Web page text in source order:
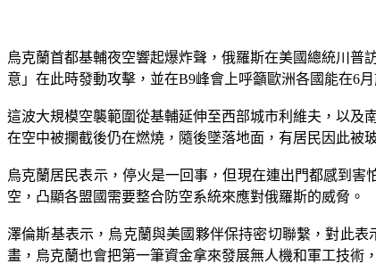
烏克蘭首都基輔夜空響起爆炸聲，俄羅斯在美國總統川普
意」在此時發動攻擊，並在B9峰會上呼籲歐洲各國能在6
這波大規模空襲範圍從基輔延伸至西部城市利維夫，以及
在空中被攔截後仍在燃燒，隨後墜落地面，有居民因此被
烏克蘭居民表示，停火是一回事，但現在連出門都感到
空，凸顯各盟國需要整合防空系統來應對俄羅斯的威脅。
澤倫斯基表示，烏克蘭與美國夥伴保持密切聯繫，對此
畫，烏克蘭也會把第一筆資金拿來發展無人機和軍工技術